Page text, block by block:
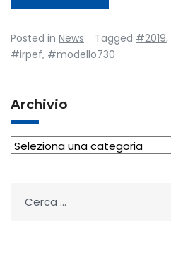
Posted in News Tagged #2019,
#irpef, #modello730
Archivio
Archivio
per: